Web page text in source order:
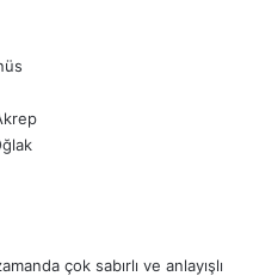
çok sabırlı ve anlayışlı